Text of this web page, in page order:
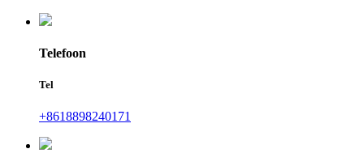
Telefoon
Tel
+8618898240171